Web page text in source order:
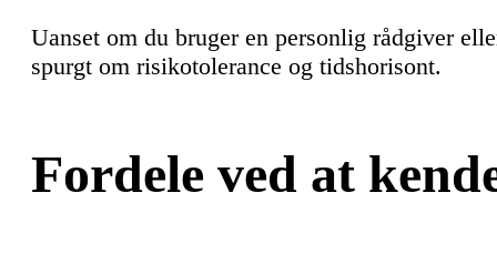
Uanset om du bruger en personlig rådgiver
spurgt om risikotolerance og tidshorisont.
Fordele ved at